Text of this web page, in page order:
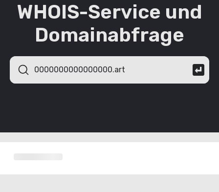
WHOIS-Service und
Domainabfrage